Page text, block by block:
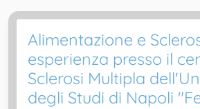
Alimentazione e
esperienza presso il
Sclerosi Multipla
degli Studi di Napoli